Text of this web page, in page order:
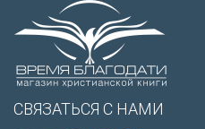
СВЯЗАТЬСЯ С НАМИ